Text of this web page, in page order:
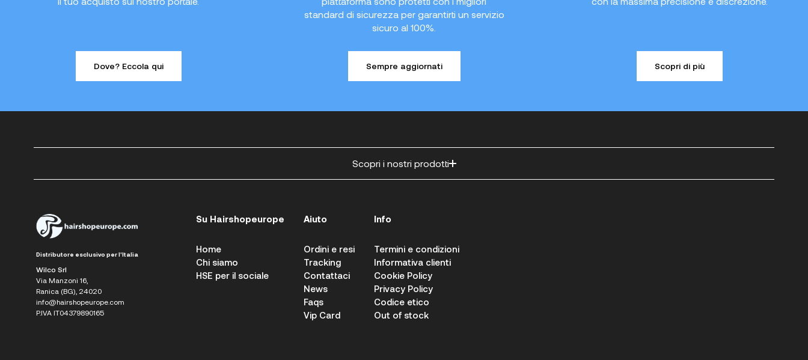
Dove? Eccola qui
standard di sicurezza per garantirti un servizio
sicuro al 100%.
Sempre aggiornati Scopri di più
Scopri i nostri prodotti
Distributore esclusivo per l'Italia
Wilco Srl
Via Manzoni 16,
Ranica (BG), 24020
info@hairshopeurope.com
P.IVA IT04379890165
Su Hairshopeurope
Home
Chi siamo
HSE per il sociale
Aiuto
Ordini e resi
Tracking
Contattaci
News
Faqs
Vip Card
Info
Termini e condizioni
Informativa clienti
Cookie Policy
Privacy Policy
Codice etico
Out of stock